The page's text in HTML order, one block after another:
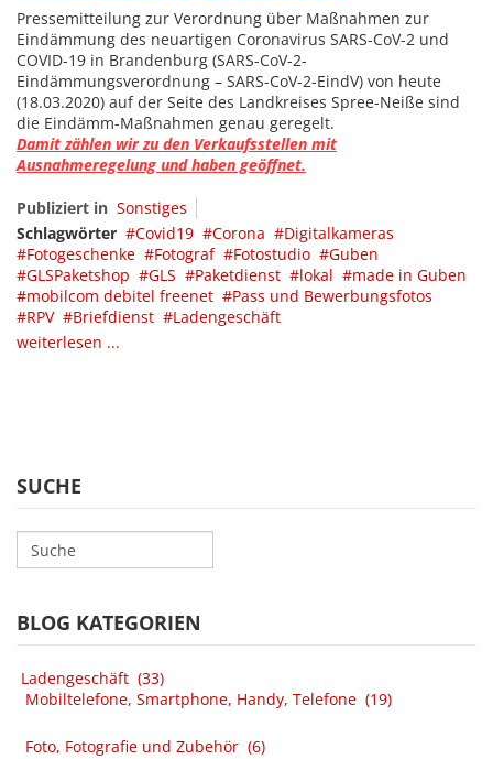
Pressemitteilung zur Verordnung über Maßnahmen zur
Eindämmung des neuartigen Coronavirus SARS-CoV-2 und
COVID-19 in Brandenburg (SARS-CoV-2-
Eindämmungsverordnung – SARS-CoV-2-EindV) von heute
(18.03.2020) auf der Seite des Landkreises Spree-Neiße sind
die Eindämm-Maßnahmen genau geregelt.
Damit zählen wir zu den Verkaufsstellen mit
Ausnahmeregelung und haben geöffnet.
Publiziert in Sonstiges
Schlagwörter
Covid19 Corona
Digitalkameras
Fotogeschenke
Fotograf Fotostudio
Guben
GLSPaketshop
GLS Paketdienst lokal
made in Guben
mobilcom debitel freenet
Pass und Bewerbungsfotos
RPV
Briefdienst
Ladengeschäft
weiterlesen ...
SUCHE
BLOG KATEGORIEN
Ladengeschäft (33)
Mobiltelefone, Smartphone, Handy, Telefone (19)
Foto, Fotografie und Zubehör (6)